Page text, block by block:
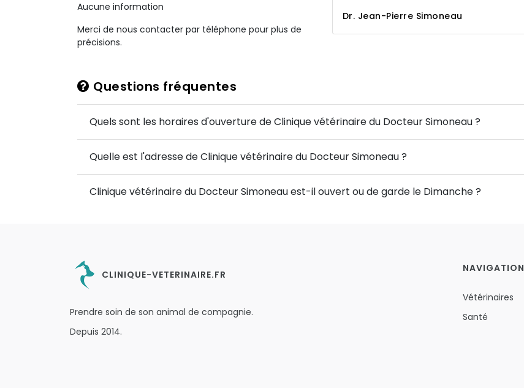
Aucune information
Merci de nous contacter par téléphone pour plus de
précisions.
Dr. Jean-Pierre Simoneau
Questions fréquentes
Quels sont les horaires d'ouverture de Clinique vétérinaire du Docteur Simoneau ?
Quelle est l'adresse de Clinique vétérinaire du Docteur Simoneau ?
Clinique vétérinaire du Docteur Simoneau est-il ouvert ou de garde le Dimanche ?
CLINIQUE-VETERINAIRE.FR
Prendre soin de son animal de compagnie.
Depuis 2014.
NAVIGATION
Vétérinaires
Santé